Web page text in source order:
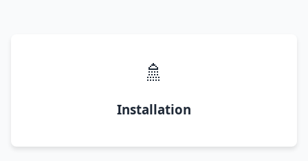
🚿
Installation